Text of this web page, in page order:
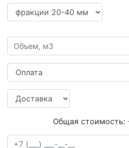
Общая стоимость: